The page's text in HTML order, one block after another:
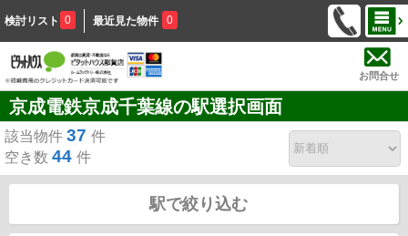
検討リスト 0 最近見た物件 0
お問合せ
京成電鉄京成千葉線の駅選択画面
該当物件 37 件
空き数 44 件
駅で絞り込む